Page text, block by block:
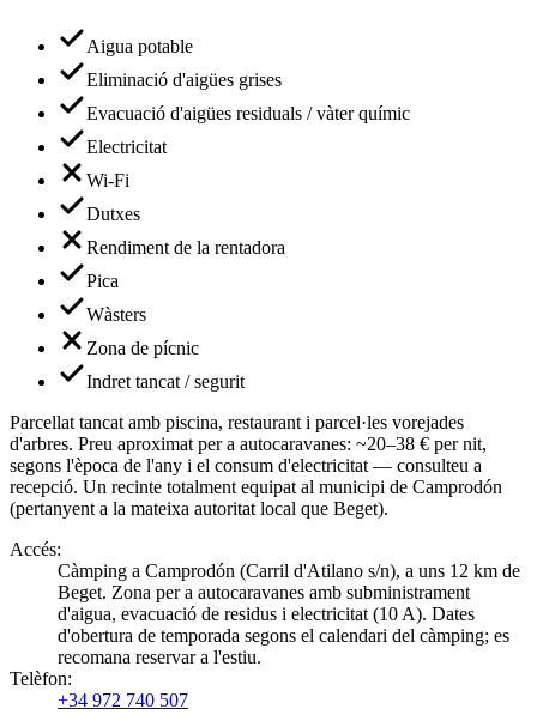
Aigua potable
Eliminació d'aigües grises
Evacuació d'aigües residuals / vàter químic
Electricitat
Wi-Fi
Dutxes
Rendiment de la rentadora
Pica
Wàsters
Zona de pícnic
Indret tancat / segurit
Parcellat tancat amb piscina, restaurant i parcel·les vorejades
d'arbres. Preu aproximat per a autocaravanes: ~20–38 € per nit,
segons l'època de l'any i el consum d'electricitat — consulteu a
recepció. Un recinte totalment equipat al municipi de Camprodón
(pertanyent a la mateixa autoritat local que Beget).
Accés:
Càmping a Camprodón (Carril d'Atilano s/n), a uns 12 km de
Beget. Zona per a autocaravanes amb subministrament
d'aigua, evacuació de residus i electricitat (10 A). Dates
d'obertura de temporada segons el calendari del càmping; es
recomana reservar a l'estiu.
Telèfon:
+34 972 740 507